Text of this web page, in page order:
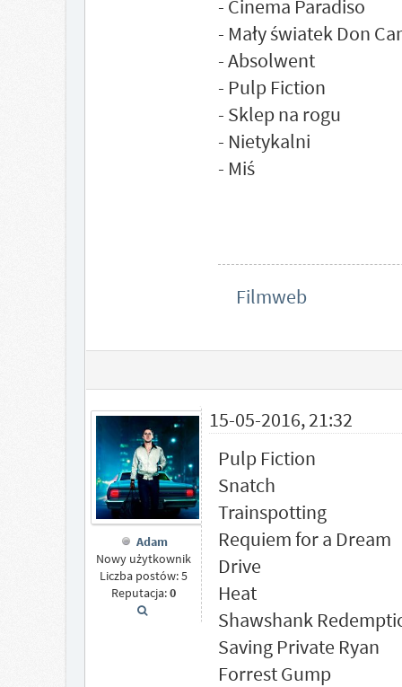
- Cinema Paradiso
- Mały światek Don
- Absolwent
- Pulp Fiction
- Sklep na rogu
- Nietykalni
- Miś
Filmweb
Adam
Nowy użytkownik
Liczba postów: 5
Reputacja:0
15-05-2016, 21:32
Pulp Fiction
Snatch
Trainspotting
Requiem for a Dream
Drive
Heat
Shawshank
Saving Private Ryan
Forrest Gump